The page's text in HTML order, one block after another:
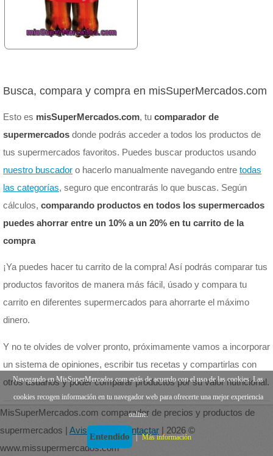
Busca, compara y compra en misSuperMercados.com
Esto es misSuperMercados.com, tu comparador de
supermercados donde podrás acceder a todos los productos de
tus supermercados favoritos. Puedes buscar productos usando
nuestro buscador o hacerlo manualmente navegando entre todas
las categorías, seguro que encontrarás lo que buscas. Según
cálculos, comparando productos en todos los supermercados
puedes ahorrar entre un 10% a un 20% en tu carrito de la
compra
¡Ya puedes hacer tu carrito de la compra! Así podrás comparar tus
productos favoritos de manera más fácil, úsado y compara tu
carrito en diferentes supermercados para ahorrarte el máximo
dinero.
Y no te olvides de volver pronto, próximamente vamos a incorporar
un sistema de opiniones, escribir tus recetas y compartirlas con
otros usuarios y poder comparar productos por su valor nutricional.
MisSuperMercados.com comparador de precios y productos de
supermercados | Aviso legal Contactar | 2026 ©
www.missupermercados.com
Navegando en MisSuperMercados.com estás de acuerdo con el uso de las cookies. Las
cookies recogen información en tu navegador web para ofrecerte una mejor experiencia
online.
Entendido | Más información